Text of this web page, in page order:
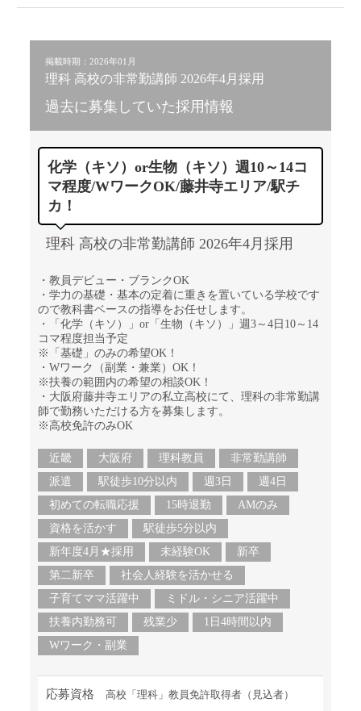
掲載時期：2026年01月
理科 高校の非常勤講師 2026年4月採用
過去に募集していた採用情報
化学（キソ）or生物（キソ）週10～14コ
マ程度/WワークOK/藤井寺エリア/駅チ
カ！
理科 高校の非常勤講師 2026年4月採用
・教員デビュー・ブランクOK
・学力の基礎・基本の定着に重きを置いている学校です
ので教科書ベースの指導をお任せします。
・「化学（キソ）」or「生物（キソ）」週3～4日10～14
コマ程度担当予定
※「基礎」のみの希望OK！
・Wワーク（副業・兼業）OK！
※扶養の範囲内の希望の相談OK！
・大阪府藤井寺エリアの私立高校にて、理科の非常勤講
師で勤務いただける方を募集します。
※高校免許のみOK
近畿 大阪府 理科教員
非常勤講師
派遣
駅徒歩10分以内 週3日
週4日
初めての転職応援
15時退勤
AMのみ
資格を活かす
駅徒歩5分以内
新年度4月★採用
未経験OK
新卒
第二新卒
社会人経験を活かせる
子育てママ活躍中
ミドル・シニア活躍中
扶養内勤務可
残業少
1日4時間以内
Wワーク・副業
応募資格 高校「理科」教員免許取得者（見込者）